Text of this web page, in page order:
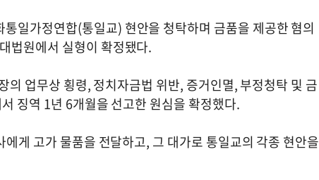
일가정연합(통일교) 현안을 청탁하며 금품을 제공한 혐의
법원에서 실형이 확정됐다.
업무상 횡령, 정치자금법 위반, 증거인멸, 부정청탁 및 금
징역 1년 6개월을 선고한 원심을 확정했다.
에게 고가 물품을 전달하고, 그 대가로 통일교의 각종 현안을